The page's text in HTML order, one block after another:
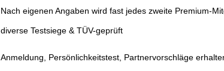
Nach eigenen Angaben wird fast jedes zweite Premium-
diverse Testsiege & TÜV-geprüft
Anmeldung, Persönlichkeitstest, Partnervorschläge